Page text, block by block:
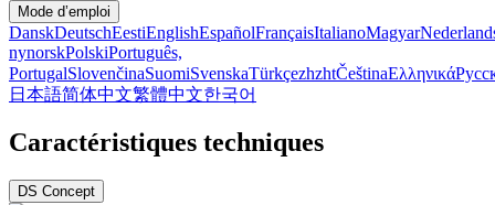
Mode d’emploi
DanskDeutschEestiEnglishEspañolFrançaisItalianoMagyar
nynorskPolskiPortuguês,
PortugalSlovenčinaSuomiSvenskaTürkçezhzhtČeštinaΕλληνικά
日本語简体中文繁體中文한국어
Caractéristiques techniques
DS Concept